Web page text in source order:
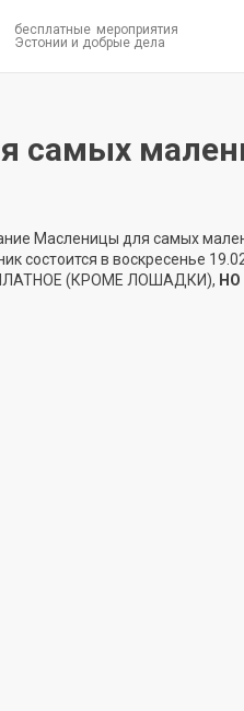
бесплатные мероприятия
Эстонии и добрые дела
самых
Масленицы для самых
состоится в воскресенье
(КРОМЕ ЛОШАДКИ),